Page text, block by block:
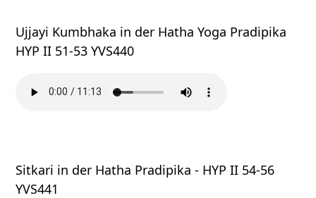
Ujjayi Kumbhaka in der Hatha Yoga Pradipika
HYP II 51-53 YVS440
Sitkari in der Hatha Pradipika - HYP II 54-56
YVS441